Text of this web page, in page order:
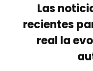
Las
recientes
real la